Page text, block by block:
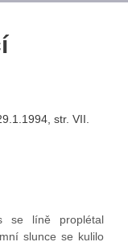
str. VII.
líně proplétal
slunce se kulilo